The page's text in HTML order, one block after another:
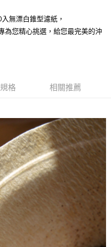
款」的支付方式。 讓您購物簡單
即可完成結帳。
簡訊。
簡訊中的連結，可透過四大超商／
，方視為交易完成。
費，但若您需要取消訂單，請聯絡
單仍視為有效，需透過AFTEE先享
」之結帳頁面顯示為準，若有關於
相關疑問，請聯繫「AFTEE先享後付
support/home
「AFTEE先享後付」服務完成之交
料，並將交易相關給付款項請求債
運費
免運費
免運費
運費
無漂白錐型濾紙，
為您精心挑選，給您最完美的沖
格 相關推薦